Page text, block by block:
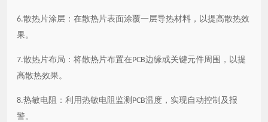
6.散热片涂层：在散热片表面涂覆一层导热材料，以提高散热效
果。
7.散热片布局：将散热片布置在PCB边缘或关键元件周围，以提
高散热效果。
8.热敏电阻：利用热敏电阻监测 PCB温度，实现自动控制及报
警。